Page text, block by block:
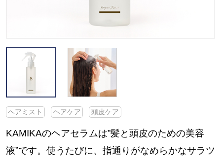
ヘアミスト ヘアケア 頭皮ケア
KAMIKAのヘアセラムは”髪と頭皮のための美容
液”です。使うたびに、指通りがなめらかなサラツ